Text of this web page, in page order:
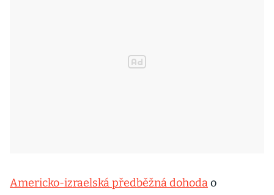
Americko-izraelská předběžná dohodao